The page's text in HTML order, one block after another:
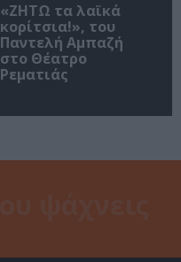
«ΖΗΤΩ τα λαϊκά
κορίτσια!», του
Παντελή Αμπαζή
στο Θέατρο
Ρεματιάς